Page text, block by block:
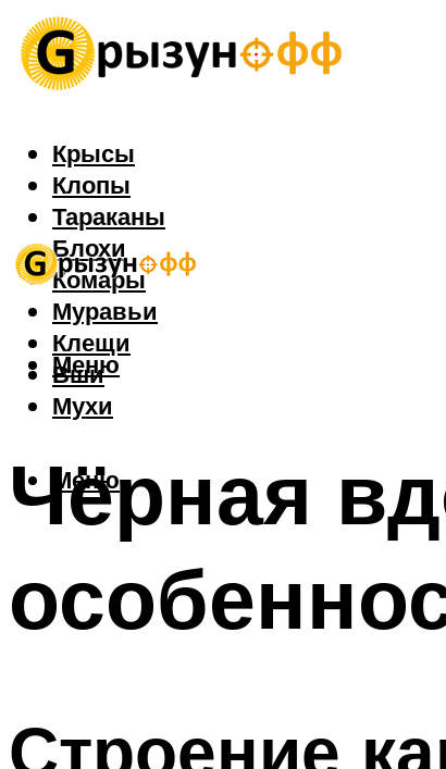
Крысы
Клопы
Тараканы
Блохи
Комары
Муравьи
Клещи
Вши
Мухи
Меню
Меню
Чёрная
Строение